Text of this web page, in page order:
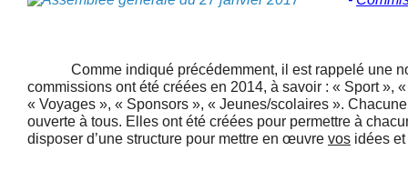
Comme indiqué précédemment, il est rappelé une
commissions ont été créées en 2014, à savoir : « Sport »,
« Voyages », « Sponsors », « Jeunes/scolaires ».
ouverte à tous. Elles ont été créées pour permettre à
disposer d’une structure pour mettre en œuvre vos idées et